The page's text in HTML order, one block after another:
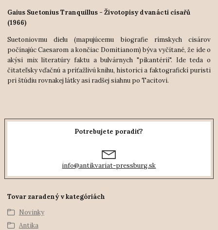
Gaius Suetonius Tranquillus - Životopisy dvanácti císařů
(1966)
Suetoniovmu dielu (mapujúcemu biografie rímskych cisárov
počínajúc Caesarom a končiac Domitianom) býva vyčítané, že ide o
akýsi mix literatúry faktu a bulvárnych "pikantérií". Ide teda o
čitateľsky vďačnú a príťažlivú knihu, historici a faktografickí puristi
pri štúdiu rovnakej látky asi radšej siahnu po Tacitovi.
Potrebujete poradiť?
info@antikvariat-pressburg.sk
Tovar zaradený v kategóriách
Novinky
Antika